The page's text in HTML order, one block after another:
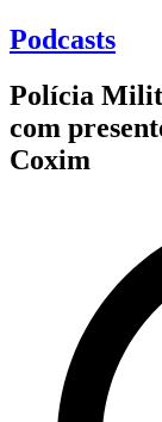
Podcasts
Polícia
com
Coxim